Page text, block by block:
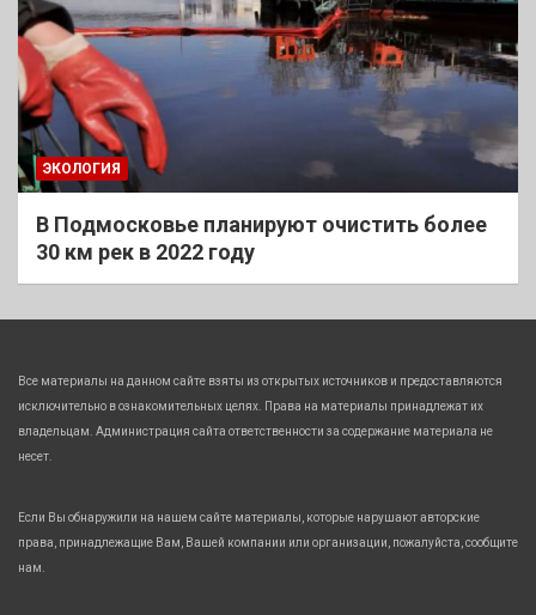
ЭКОЛОГИЯ
В Подмосковье планируют очистить более
30 км рек в 2022 году
Все материалы на данном сайте взяты из открытых источников и предоставляются
исключительно в ознакомительных целях. Права на материалы принадлежат их
владельцам. Администрация сайта ответственности за содержание материала не
несет.
Если Вы обнаружили на нашем сайте материалы, которые нарушают авторские
права, принадлежащие Вам, Вашей компании или организации, пожалуйста, сообщите
нам.